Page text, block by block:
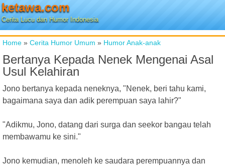
ketawa.com
Cerita Lucu dan Humor Indonesia
Home » Cerita Humor Umum » Humor Anak-anak
Bertanya Kepada Nenek Mengenai Asal
Usul Kelahiran
Jono bertanya kepada neneknya, "Nenek, beri tahu kami,
bagaimana saya dan adik perempuan saya lahir?"
"Adikmu, Jono, datang dari surga dan seekor bangau telah
membawamu ke sini."
Jono kemudian, menoleh ke saudara perempuannya dan